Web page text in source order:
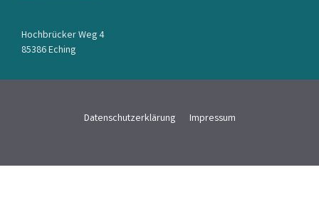
Hochbrücker Weg 4
85386 Eching
Datenschutzerklärung Impressum